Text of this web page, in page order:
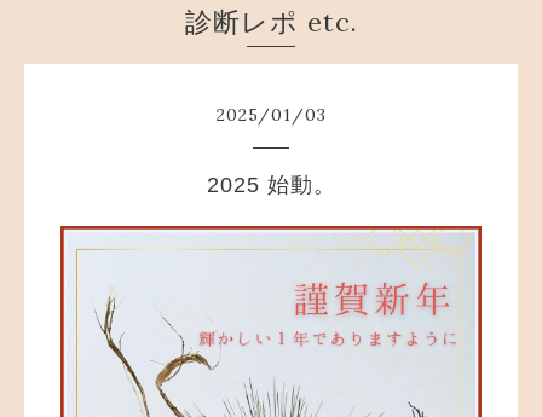
診断レポ etc.
2025/01/03
2025 始動。